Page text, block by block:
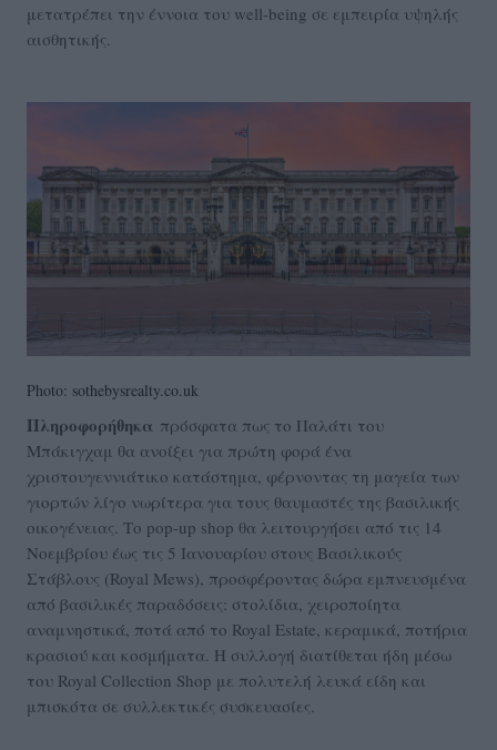
μετατρέπει την έννοια του well-being σε εμπειρία υψηλής
αισθητικής.
Photo: sothebysrealty.co.uk
Πληροφορήθηκα πρόσφατα πως το Παλάτι του
Μπάκιγχαμ θα ανοίξει για πρώτη φορά ένα
χριστουγεννιάτικο κατάστημα, φέρνοντας τη μαγεία των
γιορτών λίγο νωρίτερα για τους θαυμαστές της βασιλικής
οικογένειας. Το pop-up shop θα λειτουργήσει από τις 14
Νοεμβρίου έως τις 5 Ιανουαρίου στους Βασιλικούς
Στάβλους (Royal Mews), προσφέροντας δώρα εμπνευσμένα
από βασιλικές παραδόσεις: στολίδια, χειροποίητα
αναμνηστικά, ποτά από το Royal Estate, κεραμικά, ποτήρια
κρασιού και κοσμήματα. Η συλλογή διατίθεται ήδη μέσω
του Royal Collection Shop με πολυτελή λευκά είδη και
μπισκότα σε συλλεκτικές συσκευασίες.